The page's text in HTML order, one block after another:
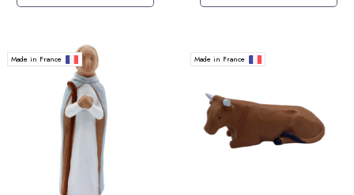
Made in France Made in France